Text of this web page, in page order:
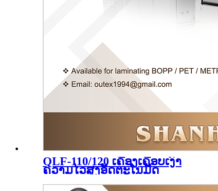
QLF-110/120 ເຄື່ອງເຄືອບເງົາ
ຄວາມໄວສູງອັດຕະໂນມັດ